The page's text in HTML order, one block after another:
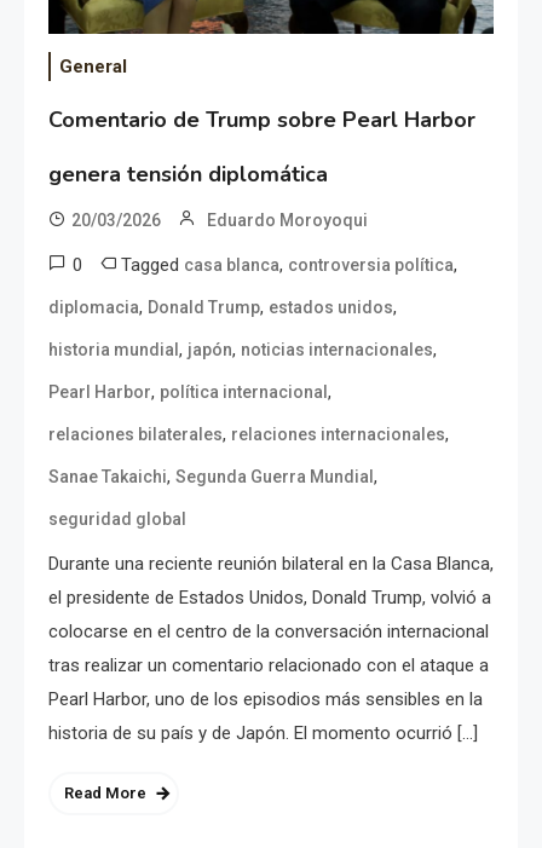
General
Comentario de Trump sobre Pearl Harbor
genera tensión diplomática
20/03/2026 Eduardo Moroyoqui
0 Tagged casa blanca, controversia política,
diplomacia, Donald Trump, estados unidos,
historia mundial , japón, noticias internacionales,
Pearl Harbor, política internacional ,
relaciones bilaterales, relaciones internacionales,
Sanae Takaichi, Segunda Guerra Mundial ,
seguridad global
Durante una reciente reunión bilateral en la Casa Blanca,
el presidente de Estados Unidos, Donald Trump, volvió a
colocarse en el centro de la conversación internacional
tras realizar un comentario relacionado con el ataque a
Pearl Harbor, uno de los episodios más sensibles en la
historia de su país y de Japón. El momento ocurrió […]
Read More